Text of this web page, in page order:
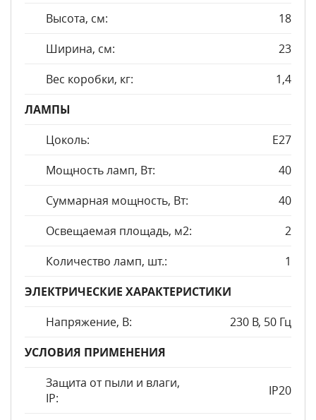
Высота, см:
18
Ширина, см:
23
Вес коробки, кг:
1,4
ЛАМПЫ
Цоколь:
E27
Мощность ламп, Вт:
40
Суммарная мощность, Вт:
40
Освещаемая площадь, м2:
2
Количество ламп, шт.:
1
ЭЛЕКТРИЧЕСКИЕ ХАРАКТЕРИСТИКИ
Напряжение, В:
230 В, 50 Гц
УСЛОВИЯ ПРИМЕНЕНИЯ
Защита от пыли и влаги,
IP:
IP20